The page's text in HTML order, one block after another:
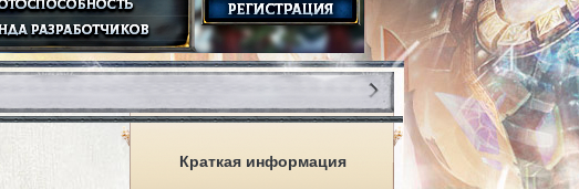
Краткая информация